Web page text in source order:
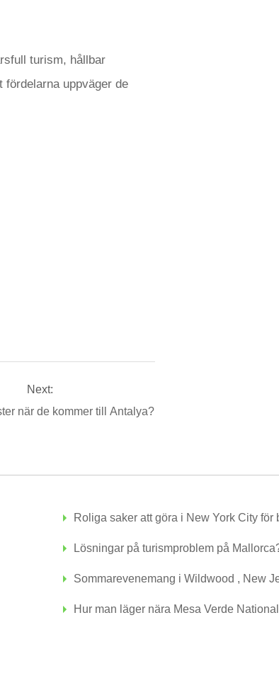
turism, hållbar
uppväger de
Next:
när de kommer till Antalya?
Roliga saker att göra i New York City för
Lösningar på turismproblem på
Sommarevenemang i Wildwood , New
Hur man läger nära Mesa Verde